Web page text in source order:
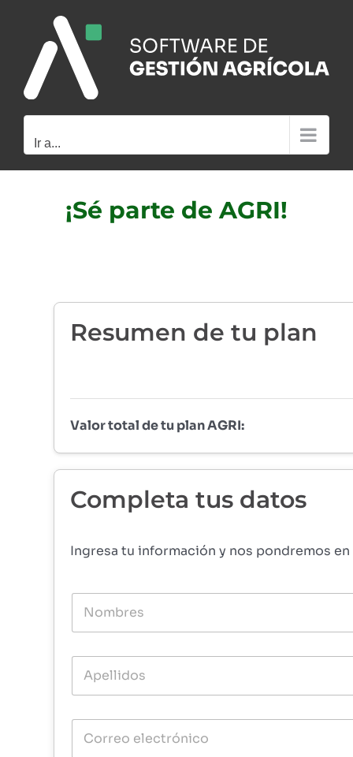
contenido
Ir a...
¡Sé parte de AGRI!
Resumen de tu plan
Valor total de tu plan AGRI:
Completa tus datos
Ingresa tu información y nos pondremos